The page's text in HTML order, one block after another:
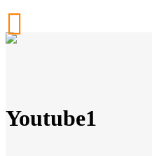
Youtube1